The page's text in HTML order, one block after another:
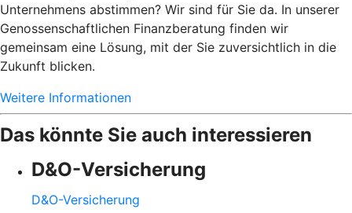
Unternehmens abstimmen? Wir sind für Sie da. In unserer
Genossenschaftlichen Finanzberatung finden wir
gemeinsam eine Lösung, mit der Sie zuversichtlich in die
Zukunft blicken.
Weitere Informationen
Das könnte Sie auch interessieren
D&O-Versicherung
D&O-Versicherung